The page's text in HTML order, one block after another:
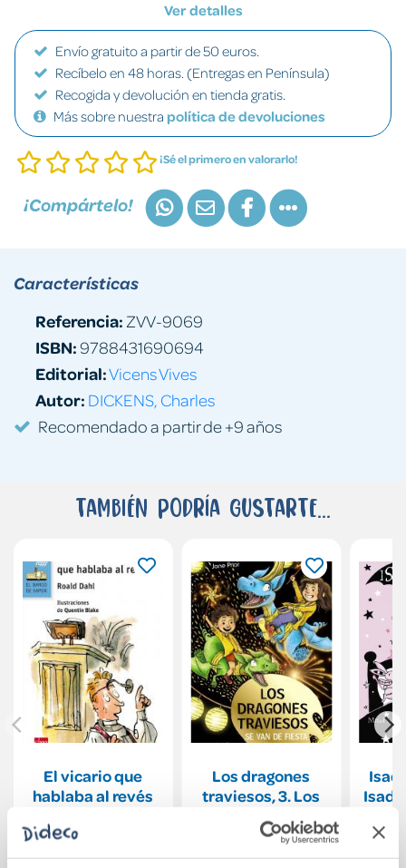
Ver detalles
Envío gratuito a partir de 50 euros.
Recíbelo en 48 horas. (Entregas en Península)
Recogida y devolución en tienda gratis.
Más sobre nuestra política de devoluciones
¡Sé el primero en valorarlo!
¡Compártelo!
Características
Referencia: ZVV-9069
ISBN:9788431690694
Editorial:Vicens Vives
Autor: DICKENS, Charles
Recomendado a partir de +9 años
También podría gustarte...
El vicario que
hablaba al revés
9,50€
Los dragones
traviesos, 3. Los
traviesos se van
de fiesta
10,95€